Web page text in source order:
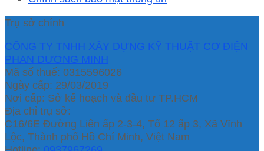
Trụ sở chính
CÔNG TY TNHH XÂY DỰNG KỸ THUẬT CƠ ĐIỆN
PHAN DƯƠNG MINH
Mã số thuế: 0315596026
Ngày cấp: 29/03/2019
Nơi cấp: Sở kế hoạch và đầu tư TP.HCM
Địa chỉ trụ sở:
C16/6E Đường Liên ấp 2-3-4, Tổ 12 ấp 3, Xã Vĩnh
Lộc, Thành phố Hồ Chí Minh, Việt Nam